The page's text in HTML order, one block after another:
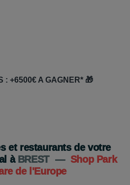
: +6500€ A GAGNER* 🎁
et restaurants de votre
à BREST — Shop Park
de l'Europe